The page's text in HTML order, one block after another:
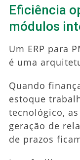
Eficiência
módulos
Um ERP para
é uma
Quando
estoque
tecnológico,
geração de
de prazos